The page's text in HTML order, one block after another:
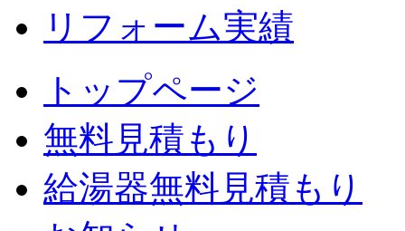
リフォーム実績
トップページ
無料見積もり
給湯器無料見積もり